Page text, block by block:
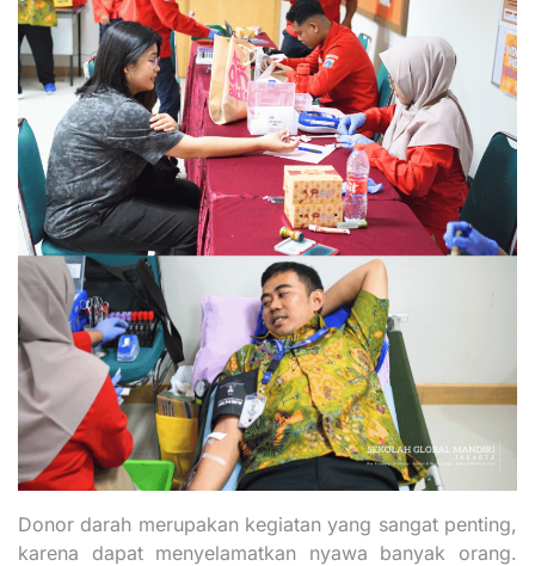
Donor darah merupakan kegiatan yang sangat penting,
karena dapat menyelamatkan nyawa banyak orang.